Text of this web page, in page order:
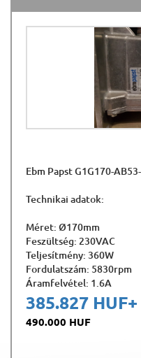
Ebm Papst G1G170-
Technikai adatok:
Méret: Ø170mm
Feszültség: 230VAC
Teljesítmény: 360W
Fordulatszám: 5830rpm
Áramfelvétel: 1.6A
385.827 HUF
490.000 HUF